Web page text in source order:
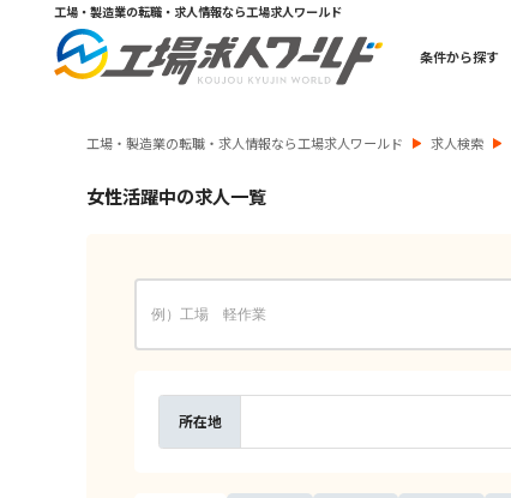
工場・製造業の転職・求人情報なら工場求人ワールド
条件から探す
工場・製造業の転職・求人情報なら工場求人ワールド 求人検索
女性活躍中の求人一覧
所在地